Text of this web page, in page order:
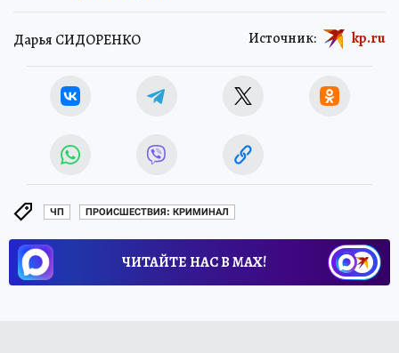
Дарья СИДОРЕНКО Источник: kp.ru
ЧП ПРОИСШЕСТВИЯ: КРИМИНАЛ
ЧИТАЙТЕ НАС В МАХ!